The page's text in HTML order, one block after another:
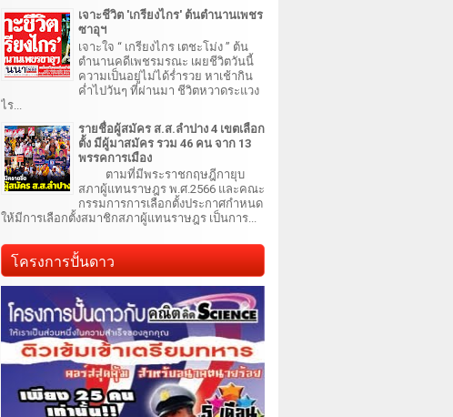
เจาะชีวิต 'เกรียงไกร' ต้นตำนานเพชร
ซาอุฯ
เจาะใจ “ เกรียงไกร เตชะโม่ง ” ต้น
ตำนานคดีเพชรมรณะ เผยชีวิตวันนี้
ความเป็นอยู่ไม่ได้ร่ำรวย หาเช้ากิน
ค่ำไปวันๆ ที่ผ่านมา ชีวิตหวาดระแวง
ไร...
รายชื่อผู้สมัคร ส.ส.ลำปาง 4 เขตเลือก
ตั้ง มีผู้มาสมัคร รวม 46 คน จาก 13
พรรคการเมือง
ตามที่มีพระราชกฤษฎีกายุบ
สภาผู้แทนราษฎร พ.ศ.2566 และคณะ
กรรมการการเลือกตั้งประกาศกำหนด
ให้มีการเลือกตั้งสมาชิกสภาผู้แทนราษฎร เป็นการ...
โครงการปั้นดาว